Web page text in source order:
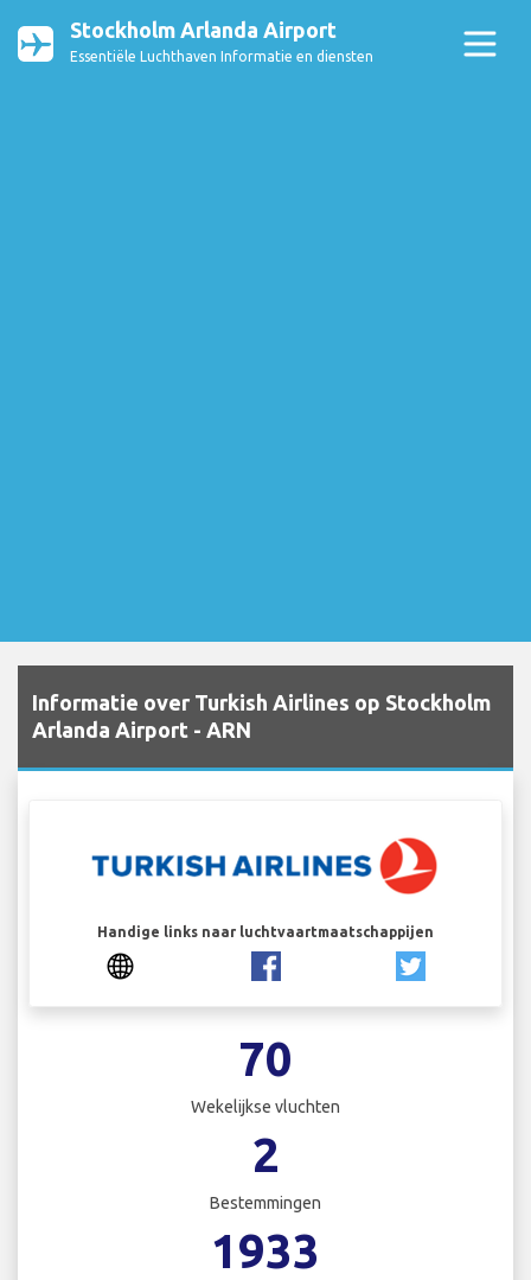
Stockholm Arlanda Airport
Essentiële Luchthaven Informatie en diensten
Informatie over Turkish Airlines op Stockholm
Arlanda Airport - ARN
Handige links naar luchtvaartmaatschappijen
70
Wekelijkse vluchten
2
Bestemmingen
1933